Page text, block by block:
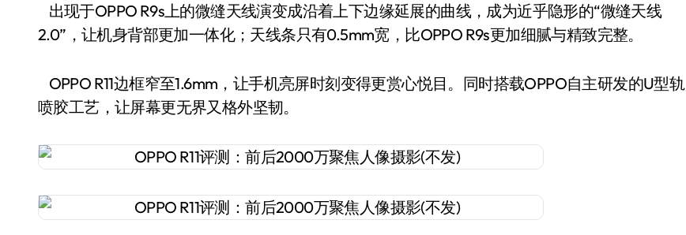
出现于OPPO R9s上的微缝天线演变成沿着上下边缘延展的曲线，成为近乎隐形的“微缝天线
2.0”，让机身背部更加一体化；天线条只有0.5mm宽，比OPPO R9s更加细腻与精致完整。
OPPO R11边框窄至1.6mm，让手机亮屏时刻变得更赏心悦目。同时搭载OPPO自主研发的U型轨
喷胶工艺，让屏幕更无界又格外坚韧。